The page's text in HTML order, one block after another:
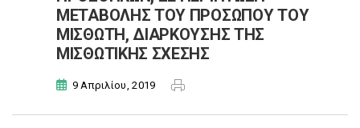
ΜΕΤΑΒΟΛΗΣ ΤΟΥ ΠΡΟΣΩΠΟΥ ΤΟΥ
ΜΙΣΘΩΤΗ, ΔΙΑΡΚΟΥΣΗΣ ΤΗΣ
ΜΙΣΘΩΤΙΚΗΣ ΣΧΕΣΗΣ
9 Απριλίου, 2019